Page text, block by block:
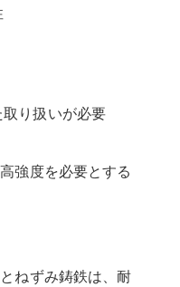
り扱いが必要
強度を必要とする
ねずみ鋳鉄は、耐